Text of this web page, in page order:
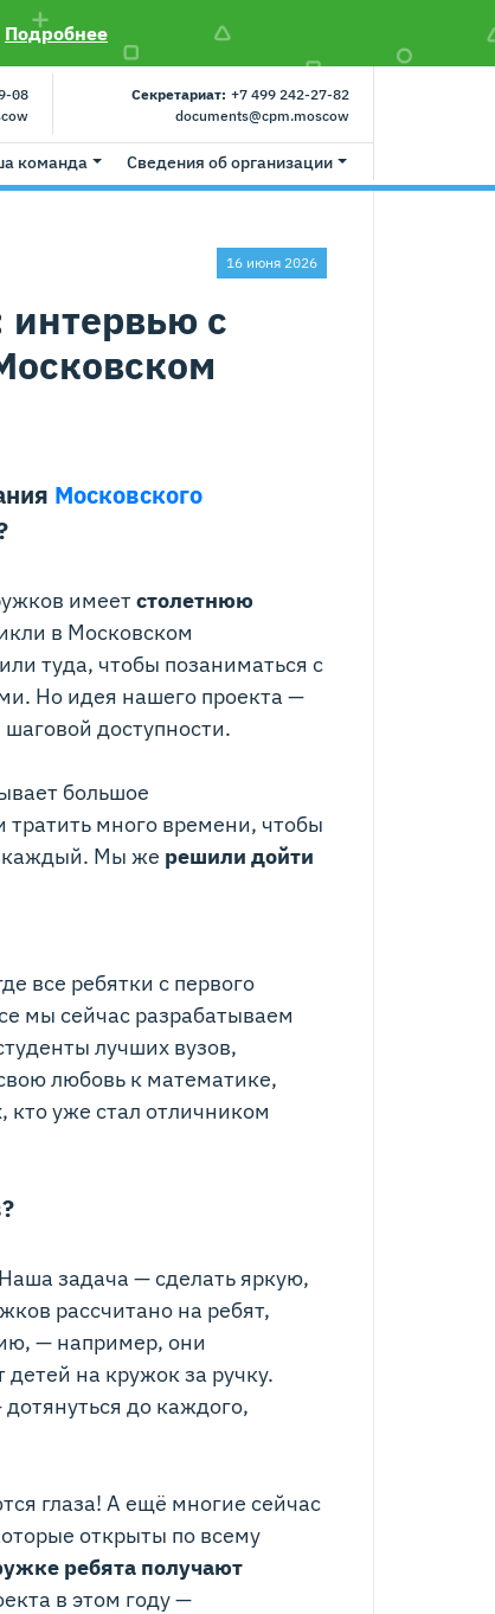
Подробнее
08
Секретариат: +7 499 242-27-82
documents@cpm.moscow
команда Сведения об организации
16 июня 2026
с
Московского
имеетстолетнюю
в Московском
туда, чтобы позаниматься с
Но идея нашего проекта —
доступности.
большое
много времени, чтобы
каждый. Мы же решили дойти
все ребятки с первого
мы сейчас разрабатываем
лучших вузов,
любовь к математике,
уже стал отличником
задача — сделать яркую,
рассчитано на ребят,
— например, они
на кружок за ручку.
до каждого,
глаза! А ещё многие сейчас
открыты по всему
ребята получают
в этом году —